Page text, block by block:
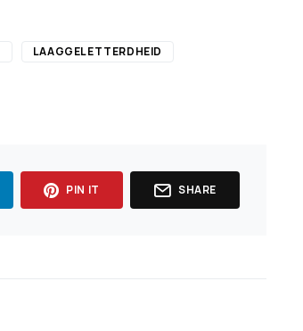
LAAGGELETTERDHEID
PIN IT SHARE